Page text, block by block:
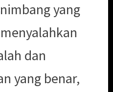
yang
dan
yang benar,